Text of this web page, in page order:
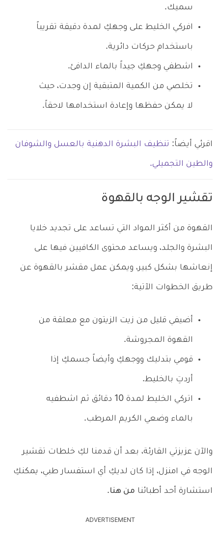
سميك.
افركي الخليط على وجهكِ لمدة دقيقة تقريباً
باستخدام حركات دائرية.
اشطفي وجهكِ جيداً بالماء الدافئ.
تخلصي من الكمية المتبقية إن وجدت، حيث
لا يمكن حفظها وإعادة استخدامها لاحقاً.
اقرئي أيضاً: تنظيف البشرة الدهنية بالعسل والشوفان
والطين التجميلي.
تقشير الوجه بالقهوة
القهوة من أكثر المواد التي تساعد على تجديد خلايا
البشرة والجلد، ويساعد محتوى الكافيين فيها على
إنعاشها بشكل كبير، ويمكن عمل مقشر بالقهوة عن
طريق الخطوات الآتية:
أضيفي قليل من زيت الزيتون مع معلقة من
القهوة المجروشة.
قومي بتدليك ووجهكِ وأيضاً جسمكِ إذا
أردتِ بالخليط.
اتركي الخليط لمدة 10 دقائق ثم اشطفيه
بالماء وضعي الكريم المرطب.
والآن عزيزتي القارئة، بعد أن قدمنا لكِ خلطات تقشير
الوجه في امنزل، إذا كان لديكِ أي استفسار طبي، يمكنكِ
استشارة أحد أطبائنا من هنا.
ADVERTISEMENT